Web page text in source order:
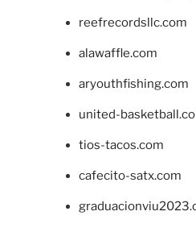
reefrecordsllc.com
alawaffle.com
aryouthfishing.com
united-
tios-tacos.com
cafecito-satx.com